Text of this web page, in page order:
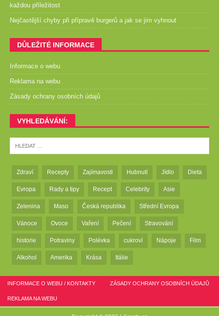
každou příležitost
Nejčastější chyby při přípravě burgerů a jak se jim vyhnout
DŮLEŽITÉ INFORMACE
Informace o webu
Reklama na webu
Zásady ochrany osobních údajů
VYHLEDÁVÁNÍ:
Zdraví Recepty Zajímavosti Hubnutí Jídlo Dieta
Evropa Rady a tipy Recept Celebrity Asie
Zelenina Maso Česká republika Střední Evropa
Vánoce Ovoce Vaření Pečení Stravování
historie Potraviny Polévka cukroví Nápoje Film
Alkohol Amerika Krása Itálie
INFORMACE O WEBU / KONTAKTY ZÁSADY OCHRANY OSOBNÍCH ÚDAJŮ
REKLAMA NA WEBU